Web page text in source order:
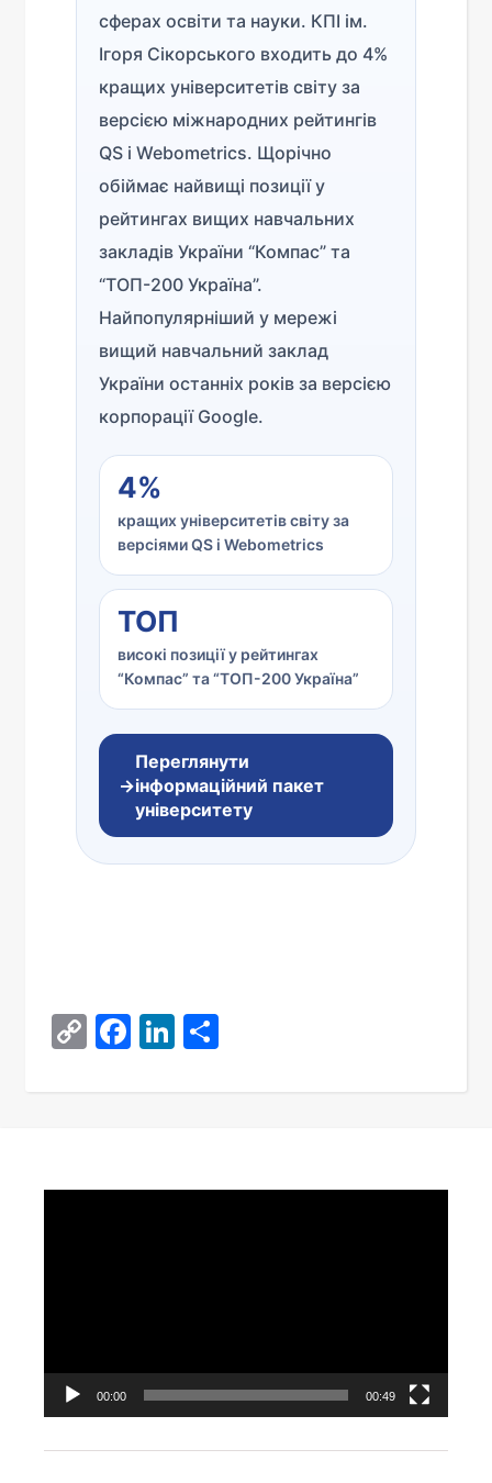
сферах освіти та науки. КПІ ім.
Ігоря Сікорського входить до 4%
кращих університетів світу за
версією міжнародних рейтингів
QS і Webometrics. Щорічно
обіймає найвищі позиції у
рейтингах вищих навчальних
закладів України “Компас” та
“ТОП-200 Україна”.
Найпопулярніший у мережі
вищий навчальний заклад
України останніх років за версією
корпорації Google.
4%
кращих університетів світу за
версіями QS і Webometrics
ТОП
високі позиції у рейтингах
“Компас” та “ТОП-200 Україна”
→
Переглянути
інформаційний пакет
університету
CopyFacebook
LinkedIn
00:00 00:49